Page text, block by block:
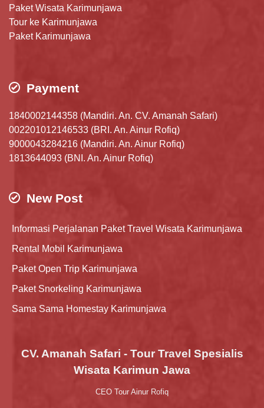
Paket Wisata Karimunjawa
Tour ke Karimunjawa
Paket Karimunjawa
Payment
1840002144358 (Mandiri. An. CV. Amanah Safari)
002201012146533 (BRI. An. Ainur Rofiq)
9000043284216 (Mandiri. An. Ainur Rofiq)
1813644093 (BNI. An. Ainur Rofiq)
New Post
Informasi Perjalanan Paket Travel Wisata Karimunjawa
Rental Mobil Karimunjawa
Paket Open Trip Karimunjawa
Paket Snorkeling Karimunjawa
Sama Sama Homestay Karimunjawa
CV. Amanah Safari - Tour Travel Spesialis
Wisata Karimun Jawa
CEO Tour Ainur Rofiq